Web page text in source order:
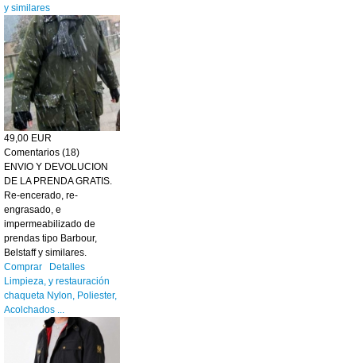
y similares
49,00 EUR
Comentarios (18)
ENVIO Y DEVOLUCION
DE LA PRENDA GRATIS.
Re-encerado, re-
engrasado, e
impermeabilizado de
prendas tipo Barbour,
Belstaff y similares.
Comprar
Detalles
Limpieza, y restauración
chaqueta Nylon, Poliester,
Acolchados ...